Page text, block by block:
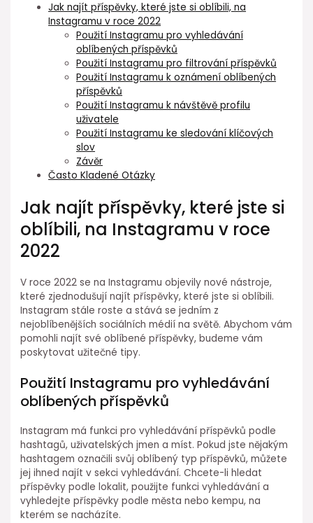
Jak najít příspěvky, které jste si oblíbili, na
Instagramu v roce 2022
Použití Instagramu pro vyhledávání
oblíbených příspěvků
Použití Instagramu pro filtrování příspěvků
Použití Instagramu k oznámení oblíbených
příspěvků
Použití Instagramu k návštěvě profilu
uživatele
Použití Instagramu ke sledování klíčových
slov
Závěr
Často Kladené Otázky
Jak najít příspěvky, které jste si
oblíbili, na Instagramu v roce
2022
V roce 2022 se na Instagramu objevily nové nástroje,
které zjednodušují najít příspěvky, které jste si oblíbili.
Instagram stále roste a stává se jedním z
nejoblíbenějších sociálních médií na světě. Abychom vám
pomohli najít své oblíbené příspěvky, budeme vám
poskytovat užitečné tipy.
Použití Instagramu pro vyhledávání
oblíbených příspěvků
Instagram má funkci pro vyhledávání příspěvků podle
hashtagů, uživatelských jmen a míst. Pokud jste nějakým
hashtagem označili svůj oblíbený typ příspěvků, můžete
jej ihned najít v sekci vyhledávání. Chcete-li hledat
příspěvky podle lokalit, použijte funkci vyhledávání a
vyhledejte příspěvky podle města nebo kempu, na
kterém se nacházíte.